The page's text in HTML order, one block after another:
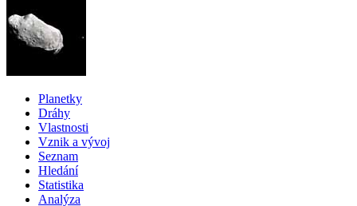
Planetky
Dráhy
Vlastnosti
Vznik a vývoj
Seznam
Hledání
Statistika
Analýza